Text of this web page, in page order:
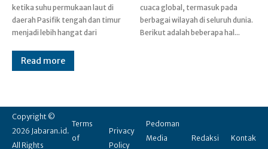
ketika suhu permukaan laut di
daerah Pasifik tengah dan timur
menjadi lebih hangat dari
cuaca global, termasuk pada
berbagai wilayah di seluruh dunia.
Berikut adalah beberapa hal...
Read more
Copyright ©
2026 Jabaran.id.
All Rights
Terms
of
Privacy
Policy
Pedoman
Media
Redaksi Kontak